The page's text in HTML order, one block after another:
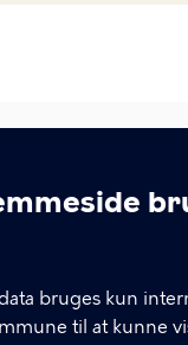
bruges kun
til at kunne
Kommune
her